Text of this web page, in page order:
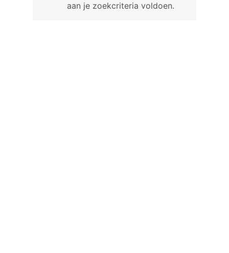
aan je zoekcriteria voldoen.